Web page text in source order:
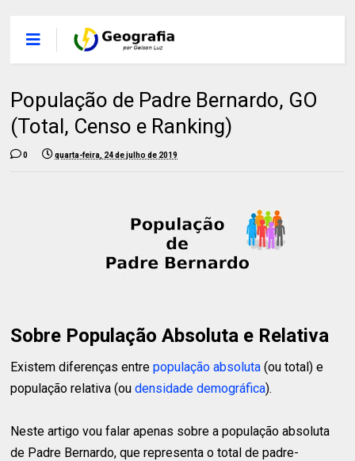
População de Padre Bernardo, GO
(Total, Censo e Ranking)
0 quarta-feira, 24 de julho de 2019
Sobre População Absoluta e Relativa
Existem diferenças entrepopulação absoluta (ou total) e
população relativa (oudensidade demográfica).
Neste artigo vou falar apenas sobre a população absoluta
de Padre Bernardo, que representa o total de padre-